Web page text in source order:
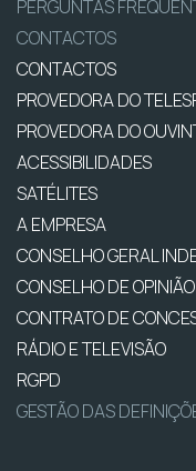
PERGUNTAS
CONTACTOS
CONTACTOS
PROVEDORA DO
PROVEDORA DO
ACESSIBILIDADES
SATÉLITES
A EMPRESA
CONSELHO GERAL
CONSELHO DE OPINIÃO
CONTRATO DE
RÁDIO E TELEVISÃO
RGPD
GESTÃO DAS